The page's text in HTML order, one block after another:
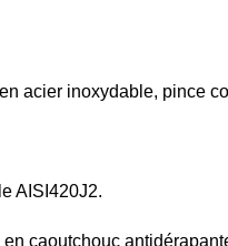
acier inoxydable, pince
AISI420J2.
caoutchouc